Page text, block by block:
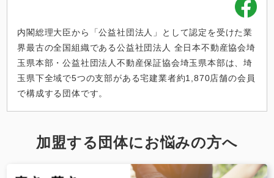
内閣総理大臣から「公益社団法人」として認定を受けた業
界最古の全国組織である公益社団法人 全日本不動産協会埼
玉県本部・公益社団法人不動産保証協会埼玉県本部は、埼
玉県下全域で5つの支部がある宅建業者約1,870店舗の会員
で構成する団体です。
加盟する団体にお悩みの方へ